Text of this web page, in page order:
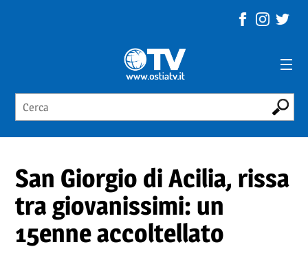
San Giorgio di Acilia, rissa
tra giovanissimi: un
15enne accoltellato